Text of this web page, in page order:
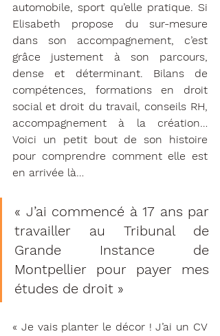
automobile, sport qu’elle pratique. Si
Elisabeth propose du sur-mesure
dans son accompagnement, c’est
grâce justement à son parcours,
dense et déterminant. Bilans de
compétences, formations en droit
social et droit du travail, conseils RH,
accompagnement à la création…
Voici un petit bout de son histoire
pour comprendre comment elle est
en arrivée là…
« J’ai commencé à 17 ans par
travailler au Tribunal de
Grande Instance de
Montpellier pour payer mes
études de droit »
« Je vais planter le décor ! J’ai un CV